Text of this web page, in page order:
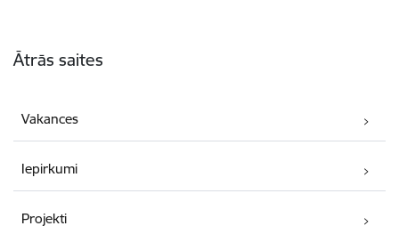
Ātrās saites
Vakances
Iepirkumi
Projekti